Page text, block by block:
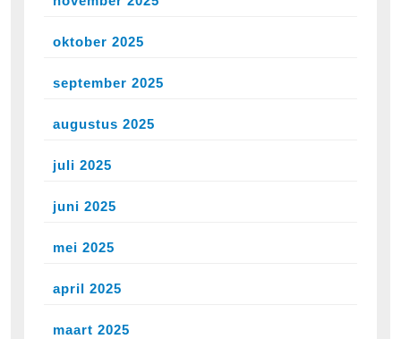
oktober 2025
september 2025
augustus 2025
juli 2025
juni 2025
mei 2025
april 2025
maart 2025